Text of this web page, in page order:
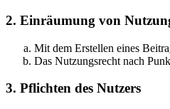
2. Einräumung von
Mit dem Erstellen eines
Das Nutzungsrecht nach
3. Pflichten des Nutzers